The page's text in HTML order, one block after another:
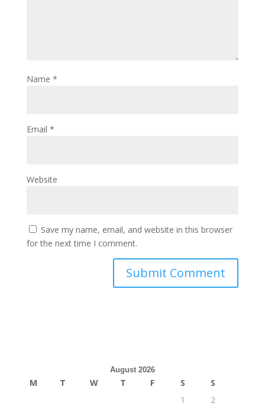
Name *
Email *
Website
Save my name, email, and website in this browser
for the next time I comment.
August 2026
M T W T F S
S
1
2